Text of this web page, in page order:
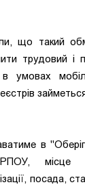
що такий
трудовий і
в умовах
в
місце
посада,